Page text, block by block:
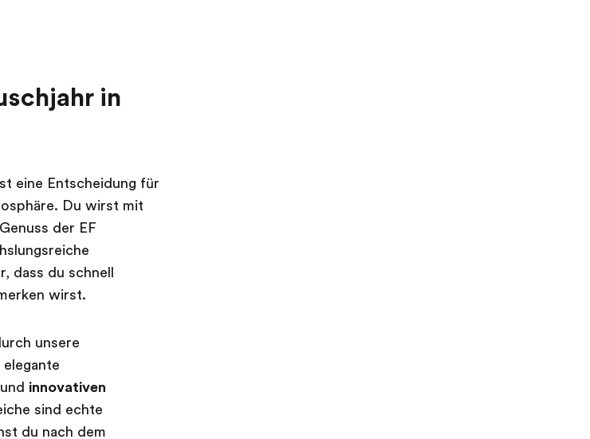
in
eine Entscheidung für
Du wirst mit
der EF
dass du schnell
wirst.
unsere
innovativen
sind echte
du nach dem